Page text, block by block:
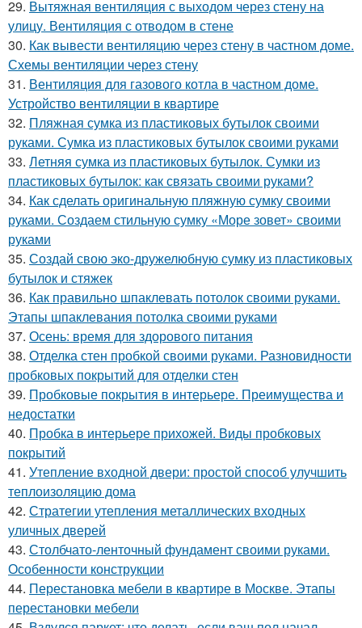
29. Вытяжная вентиляция с выходом через стену на
улицу. Вентиляция с отводом в стене
30. Как вывести вентиляцию через стену в частном доме.
Схемы вентиляции через стену
31. Вентиляция для газового котла в частном доме.
Устройство вентиляции в квартире
32. Пляжная сумка из пластиковых бутылок своими
руками. Сумка из пластиковых бутылок своими руками
33. Летняя сумка из пластиковых бутылок. Сумки из
пластиковых бутылок: как связать своими руками?
34. Как сделать оригинальную пляжную сумку своими
руками. Создаем стильную сумку «Море зовет» своими
руками
35. Создай свою эко-дружелюбную сумку из пластиковых
бутылок и стяжек
36. Как правильно шпаклевать потолок своими руками.
Этапы шпаклевания потолка своими руками
37. Осень: время для здорового питания
38. Отделка стен пробкой своими руками. Разновидности
пробковых покрытий для отделки стен
39. Пробковые покрытия в интерьере. Преимущества и
недостатки
40. Пробка в интерьере прихожей. Виды пробковых
покрытий
41. Утепление входной двери: простой способ улучшить
теплоизоляцию дома
42. Стратегии утепления металлических входных
уличных дверей
43. Столбчато-ленточный фундамент своими руками.
Особенности конструкции
44. Перестановка мебели в квартире в Москве. Этапы
перестановки мебели